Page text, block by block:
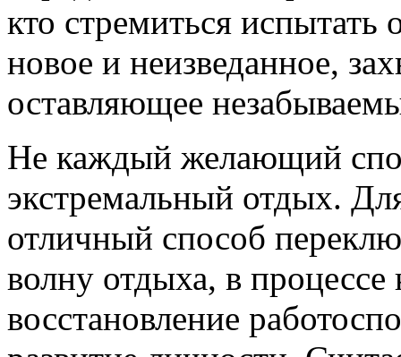
кто стремиться
новое и неизведанное,
оставляющее
Не каждый желающий
экстремальный отдых.
отличный способ
волну отдыха, в процессе
восстановление